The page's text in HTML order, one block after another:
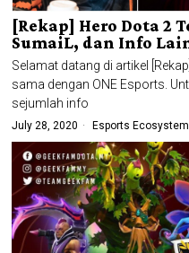
[Rekap] Hero Dota 2
SumaiL, dan Info
Selamat datang di artikel
sama dengan ONE Esports.
sejumlah info
July 28, 2020 Esports Ecosystem